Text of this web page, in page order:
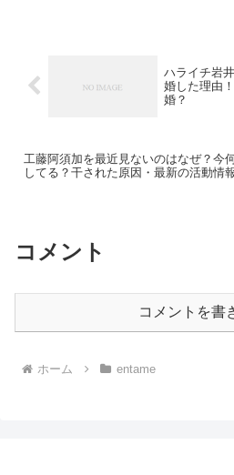
ハライチ岩
婚した理由
婚？
工藤阿須加を最近見ないのはなぜ？今
してる？干された原因・最新の活動情
コメント
コメントを書
ホーム entame